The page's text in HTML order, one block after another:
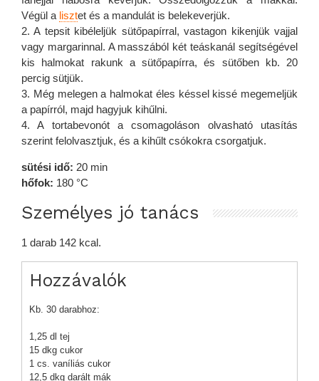
Végül a lisztet és a mandulát is belekeverjük.
2. A tepsit kibéleljük sütőpapírral, vastagon kikenjük vajjal
vagy margarinnal. A masszából két teáskanál segítségével
kis halmokat rakunk a sütőpapírra, és sütőben kb. 20
percig sütjük.
3. Még melegen a halmokat éles késsel kissé megemeljük
a papírról, majd hagyjuk kihűlni.
4. A tortabevonót a csomagoláson olvasható utasítás
szerint felolvasztjuk, és a kihűlt csókokra csorgatjuk.
sütési idő: 20 min
hőfok: 180 °C
Személyes jó tanács
1 darab 142 kcal.
Hozzávalók
Kb. 30 darabhoz:
1,25 dl tej
15 dkg cukor
1 cs. vaníliás cukor
12,5 dkg darált mák